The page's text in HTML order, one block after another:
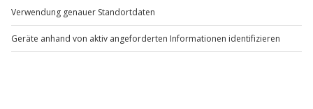
Hamburg
2 Personen
499,90 €
2 Personen
3 (1) 187,90 €